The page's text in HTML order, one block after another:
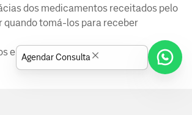
dos medicamentos receitados pelo
quando tomá-los para receber
e controla a administração dos
Agendar Consulta